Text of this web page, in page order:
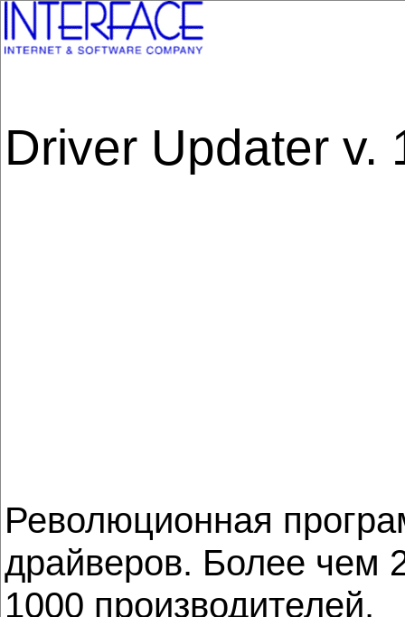
Driver Updater v.
Революционная
драйверов. Более чем
1000 производителей.